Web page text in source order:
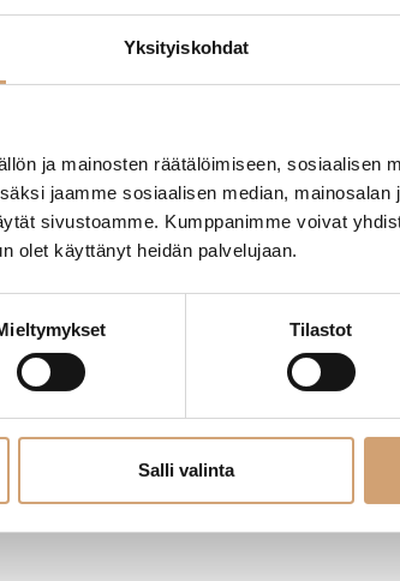
Yksityiskohdat
ja mainosten räätälöimiseen, sosiaalisen
jaamme sosiaalisen median, mainosalan
sivustoamme. Kumppanimme voivat
olet käyttänyt heidän palvelujaan.
Tilastot
Salli valinta